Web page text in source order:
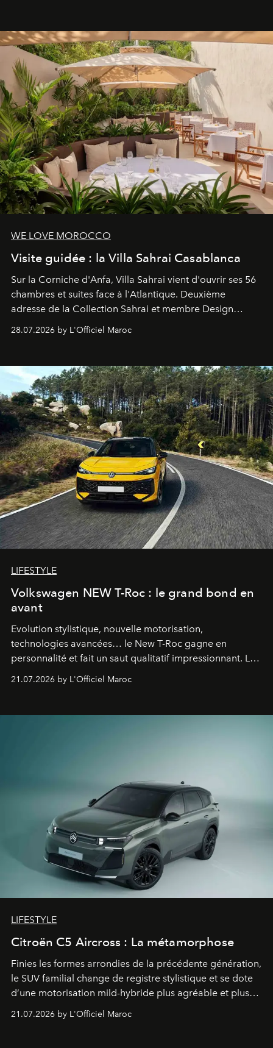
entièreté, entre science des émotions et rituels
reposants.
WE LOVE MOROCCO
Visite guidée : la Villa Sahrai Casablanca
Sur la Corniche d'Anfa, Villa Sahrai vient d'ouvrir ses 56
chambres et suites face à l'Atlantique. Deuxième
adresse de la Collection Sahrai et membre Design
Hotels, ce boutique-hôtel cinq étoiles signé Christophe
Pillet promet un lieu de vie complet. On y a déjeuné…
28.07.2026 by L'Officiel Maroc
LIFESTYLE
Volkswagen NEW T-Roc : le grand bond en
avant
Evolution stylistique, nouvelle motorisation,
technologies avancées… le New T-Roc gagne en
personnalité et fait un saut qualitatif impressionnant. Le
constructeur allemand a revu en profondeur son SUV
fétiche pour le rendre plus premium. Et le pari semble
21.07.2026 by L'Officiel Maroc
LIFESTYLE
Citroën C5 Aircross : La métamorphose
Finies les formes arrondies de la précédente génération,
le SUV familial change de registre stylistique et se dote
d’une motorisation mild-hybride plus agréable et plus
économe. à n’en pas douter, le nouveau C5 Aircross a
gagné en maturité.
21.07.2026 by L'Officiel Maroc